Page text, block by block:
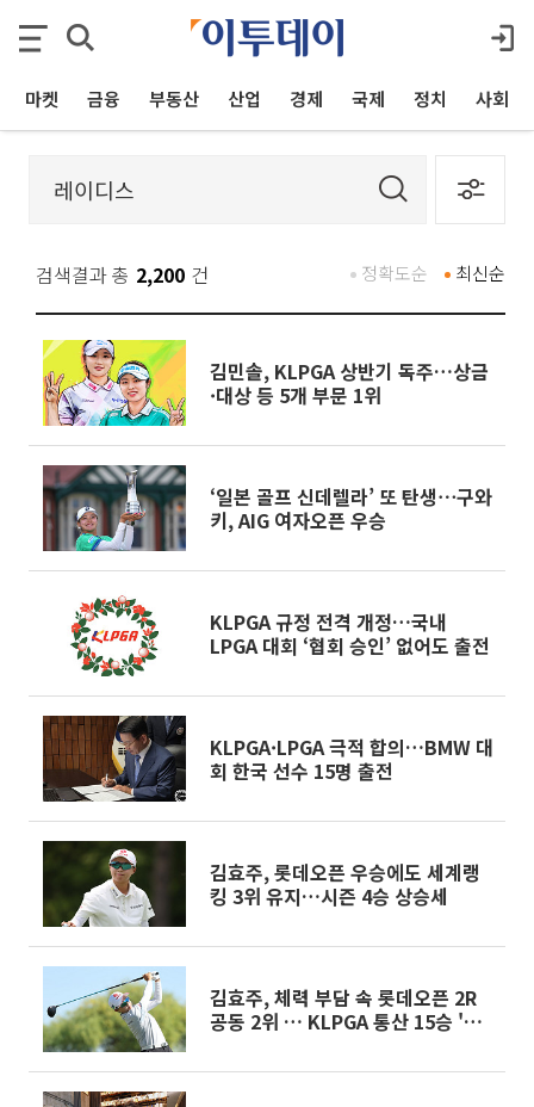
마켓 금융 부동산 산업 경제 국제 정치 사회
검색결과 총 2,200 건 최신순
정확도순
김민솔, KLPGA 상반기 독주…상금
·대상 등 5개 부문 1위
‘일본 골프 신데렐라’ 또 탄생⋯구와
키, AIG 여자오픈 우승
KLPGA 규정 전격 개정…국내
LPGA 대회 ‘협회 승인’ 없어도 출전
KLPGA·LPGA 극적 합의…BMW 대
회 한국 선수 15명 출전
김효주, 롯데오픈 우승에도 세계랭
킹 3위 유지…시즌 4승 상승세
김효주, 체력 부담 속 롯데오픈 2R
공동 2위 … KLPGA 통산 15승 '정